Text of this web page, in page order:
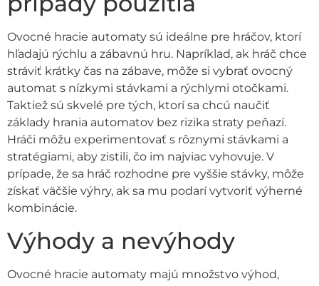
Ovocné hracie automaty sú ideálne pre hráčov, ktorí
hľadajú rýchlu a zábavnú hru. Napríklad, ak hráč chce
stráviť krátky čas na zábave, môže si vybrať ovocný
automat s nízkymi stávkami a rýchlymi otočkami.
Taktiež sú skvelé pre tých, ktorí sa chcú naučiť
základy hrania automatov bez rizika straty peňazí.
Hráči môžu experimentovať s rôznymi stávkami a
stratégiami, aby zistili, čo im najviac vyhovuje. V
prípade, že sa hráč rozhodne pre vyššie stávky, môže
získať väčšie výhry, ak sa mu podarí vytvoriť výherné
kombinácie.
Výhody a nevýhody
Ovocné hracie automaty majú množstvo výhod,